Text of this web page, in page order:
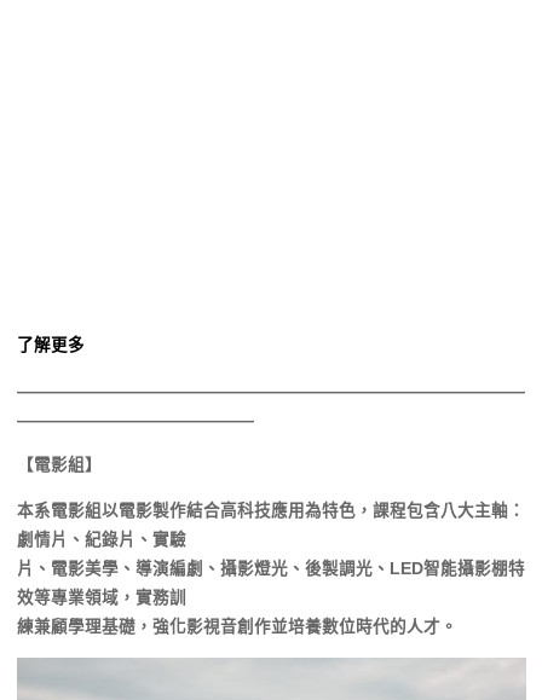
了解更多
——————————————————————————————
——————————————
【電影組】
本系電影組以電影製作結合高科技應用為特色，課程包含八大主軸：
劇情片、紀錄片、實驗
片、電影美學、導演編劇、攝影燈光、後製調光、LED智能攝影棚特
效等專業領域，實務訓
練兼顧學理基礎，強化影視音創作並培養數位時代的人才。